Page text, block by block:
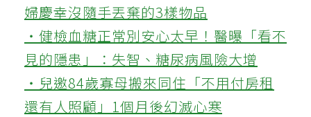
婦慶幸沒隨手丟棄的3樣物品
‧健檢血糖正常別安心太早！醫曝「看不
見的隱患」：失智、糖尿病風險大增
‧兒邀84歲寡母搬來同住「不用付房租
還有人照顧」1個月後幻滅心寒